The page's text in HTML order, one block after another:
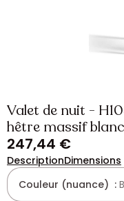
Valet de nuit -
hêtre massif
247,44 €
DescriptionDimensions
Couleur (nuance) :